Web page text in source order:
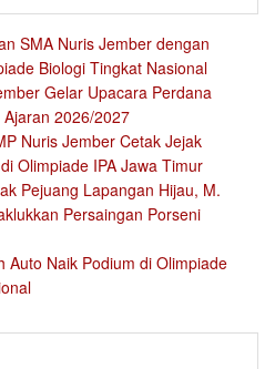
SMA Nuris Jember dengan
Biologi Tingkat Nasional
Gelar Upacara Perdana
2026/2027
Nuris Jember Cetak Jejak
Olimpiade IPA Jawa Timur
Pejuang Lapangan Hijau, M.
Persaingan Porseni
Auto Naik Podium di Olimpiade